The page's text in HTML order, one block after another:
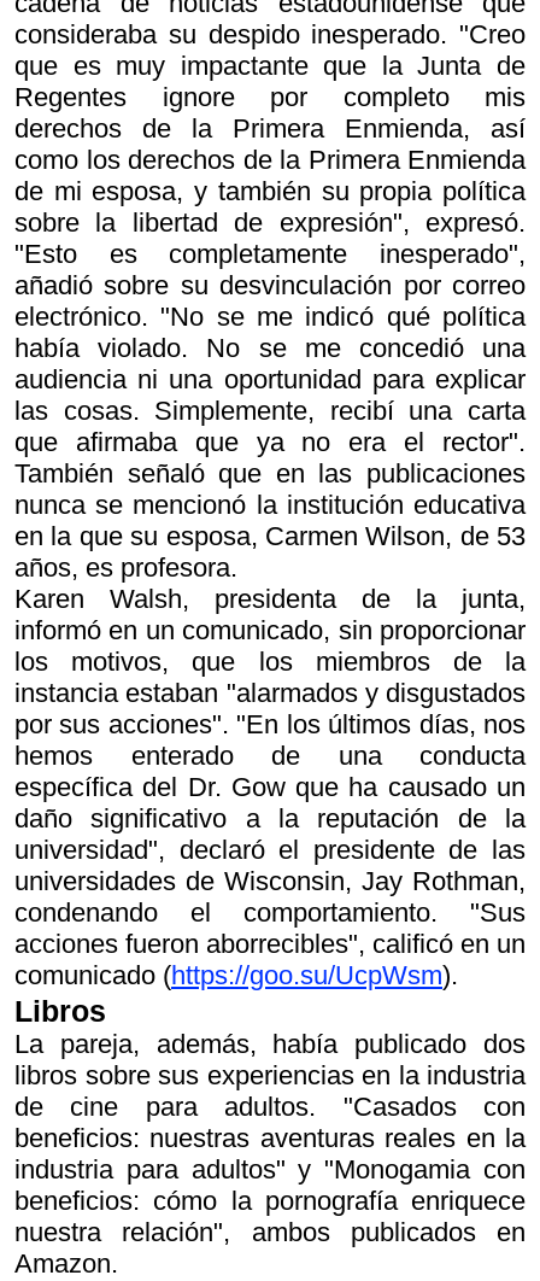
consideraba su despido inesperado. "Creo
que es muy impactante que la Junta de
Regentes ignore por completo mis
derechos de la Primera Enmienda, así
como los derechos de la Primera Enmienda
de mi esposa, y también su propia política
sobre la libertad de expresión", expresó.
"Esto es completamente inesperado",
añadió sobre su desvinculación por correo
electrónico. "No se me indicó qué política
había violado. No se me concedió una
audiencia ni una oportunidad para explicar
las cosas. Simplemente, recibí una carta
que afirmaba que ya no era el rector".
También señaló que en las publicaciones
nunca se mencionó la institución educativa
en la que su esposa, Carmen Wilson, de 53
años, es profesora.
Karen Walsh, presidenta de la junta,
informó en un comunicado, sin proporcionar
los motivos, que los miembros de la
instancia estaban "alarmados y disgustados
por sus acciones". "En los últimos días, nos
hemos enterado de una conducta
específica del Dr. Gow que ha causado un
daño significativo a la reputación de la
universidad", declaró el presidente de las
universidades de Wisconsin, Jay Rothman,
condenando el comportamiento. "Sus
acciones fueron aborrecibles", calificó en un
comunicado (https://goo.su/UcpWsm).
Libros
La pareja, además, había publicado dos
libros sobre sus experiencias en la industria
de cine para adultos. "Casados con
beneficios: nuestras aventuras reales en la
industria para adultos" y "Monogamia con
beneficios: cómo la pornografía enriquece
nuestra relación", ambos publicados en
Amazon.